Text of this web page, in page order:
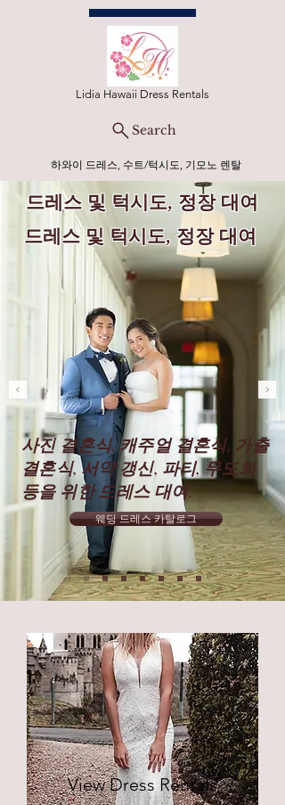
하와이 드레스, 수트/턱시도, 기모노 렌탈
Lidia Hawaii Dress Rentals
Search
드레스 및 턱시도, 정장 대여
드레스 및 턱시도, 정장 대여
사진 결혼식, 캐주얼 결혼식, 가출
결혼식, 서약 갱신, 파티, 무도회
등을 위한 드레스 대여.
웨딩 드레스 카탈로그
View Dress Rentals